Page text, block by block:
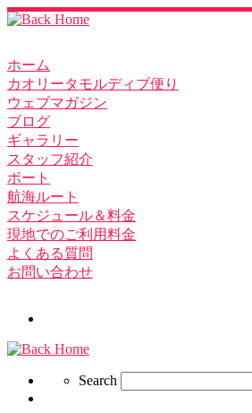
ホーム
カオリータモルディブ便り
ウェブマガジン
ブログ
ギャラリー
スタッフ紹介
ボート
航海ルート
スケジュール＆料金
現地でのご利用料金
よくある質問
お問い合わせ
SearchSearch